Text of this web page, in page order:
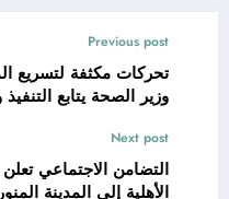
Previous post
تحركات مكثفة لتسريع
وزير الصحة يتابع
Next post
التضامن الاجتماعي
الأهلية إلى المدينة المنورة 8